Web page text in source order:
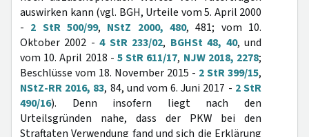
auswirken kann (vgl. BGH, Urteile vom 5. April 2000
- 2 StR 500/99, NStZ 2000, 480, 481; vom 10.
Oktober 2002 -4 StR 233/02, BGHSt 48, 40, und
vom 10. April 2018 - 5 StR 611/17, NJW 2018, 2278;
Beschlüsse vom 18. November 2015 - 2 StR 399/15,
NStZ-RR 2016, 83, 84, und vom 6. Juni 2017 - 2 StR
490/16). Denn insofern liegt nach den
Urteilsgründen nahe, dass der PKW bei den
Straftaten Verwendung fand und sich die Erklärung